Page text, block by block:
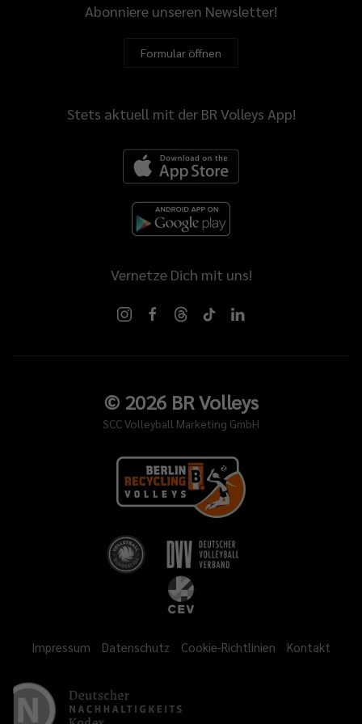
Abonniere unseren Newsletter!
Formular öffnen
Stets aktuell mit der BR Volleys App!
Vernetze Dich mit uns!
© 2026BR Volleys
SCC Volleyball Marketing GmbH
Impressum Datenschutz Cookie-Richtlinien Kontakt